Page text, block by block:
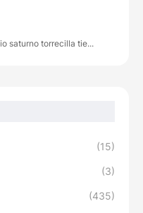
saturno torrecilla tie...
(15)
(3)
(435)